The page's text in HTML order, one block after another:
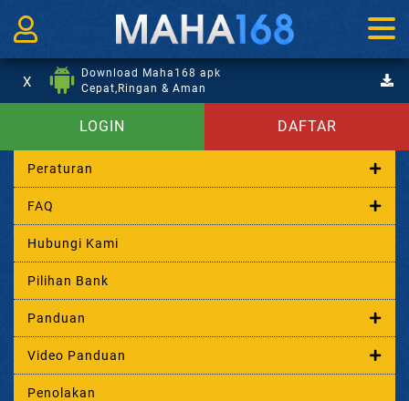
X
Download Maha168 apk
Cepat,Ringan & Aman
LOGIN DAFTAR
Peraturan
FAQ
Hubungi Kami
Pilihan Bank
Panduan
Video Panduan
Penolakan